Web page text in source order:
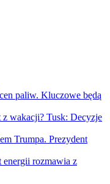
paliw. Kluczowe będą
wakacji? Tusk: Decyzje
Trumpa. Prezydent
energii rozmawia z